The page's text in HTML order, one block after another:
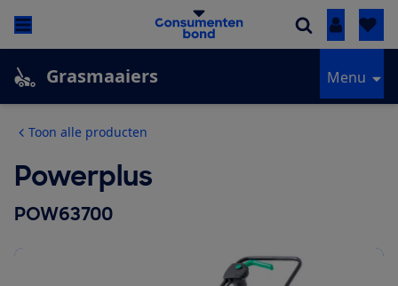
Inloggen
Grasmaaiers Menu
Toon alle producten
Powerplus
POW63700